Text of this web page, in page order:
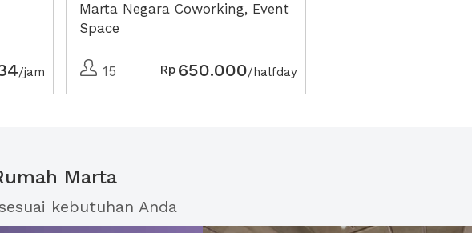
/jam
Marta Negara Coworking, Event
Space
15 Rp 650.000/halfday
Marta
kebutuhan Anda